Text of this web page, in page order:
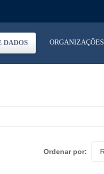
DADOS ORGANIZAÇÕES
Ordenar por